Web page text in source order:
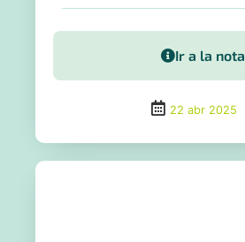
Ir a la nota
22 abr 2025